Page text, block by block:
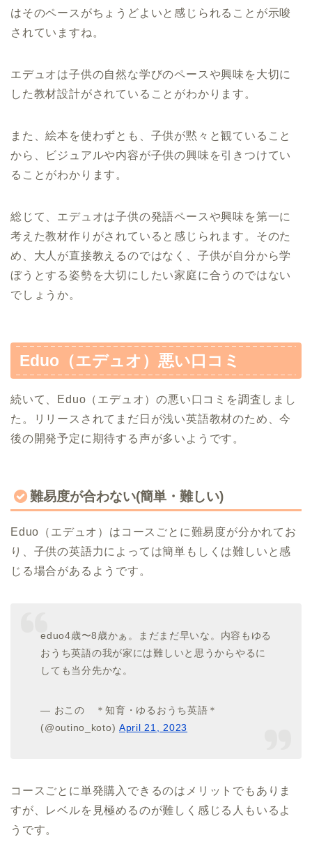
はそのペースがちょうどよいと感じられることが示唆
されていますね。
エデュオは子供の自然な学びのペースや興味を大切に
した教材設計がされていることがわかります。
また、絵本を使わずとも、子供が黙々と観ていること
から、ビジュアルや内容が子供の興味を引きつけてい
ることがわかります。
総じて、エデュオは子供の発語ペースや興味を第一に
考えた教材作りがされていると感じられます。そのた
め、大人が直接教えるのではなく、子供が自分から学
ぼうとする姿勢を大切にしたい家庭に合うのではない
でしょうか。
Eduo（エデュオ）悪い口コミ
続いて、Eduo（エデュオ）の悪い口コミを調査しまし
た。リリースされてまだ日が浅い英語教材のため、今
後の開発予定に期待する声が多いようです。
難易度が合わない(簡単・難しい)
Eduo（エデュオ）はコースごとに難易度が分かれてお
り、子供の英語力によっては簡単もしくは難しいと感
じる場合があるようです。
eduo4歳〜8歳かぁ。まだまだ早いな。内容もゆる
おうち英語の我が家には難しいと思うからやるに
しても当分先かな。
— おこの ＊知育・ゆるおうち英語＊
(@outino_koto) April 21, 2023
コースごとに単発購入できるのはメリットでもありま
すが、レベルを見極めるのが難しく感じる人もいるよ
うです。